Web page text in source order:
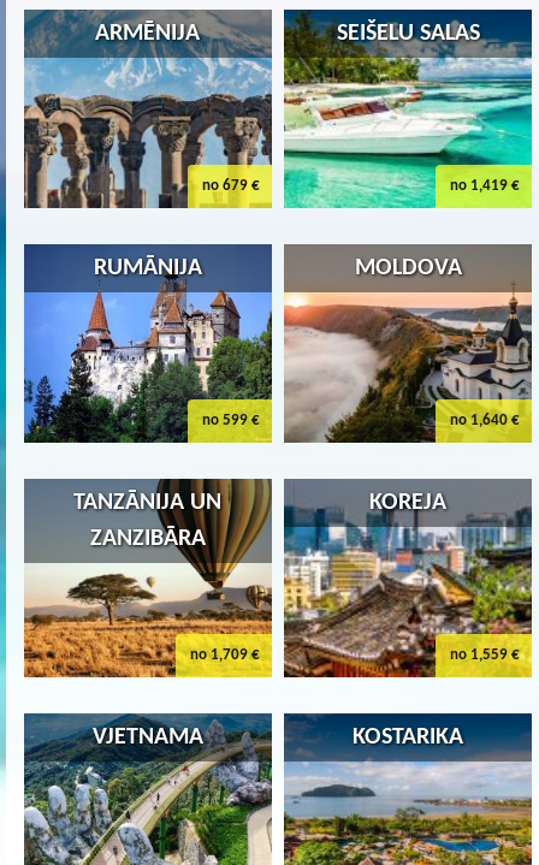
no 679 €
ARMĒNIJA
no 1,419 €
SEIŠELU SALAS
no 599 €
RUMĀNIJA
no 1,640 €
MOLDOVA
no 1,709 €
TANZĀNIJA UN
ZANZIBĀRA
no 1,559 €
KOREJA
VJETNAMA KOSTARIKA